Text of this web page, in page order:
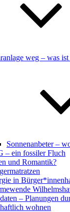
weg – was
Sonnenanbeter –
– ein fossiler Fluch
und Romantik?
in
– Planungen
wohnen